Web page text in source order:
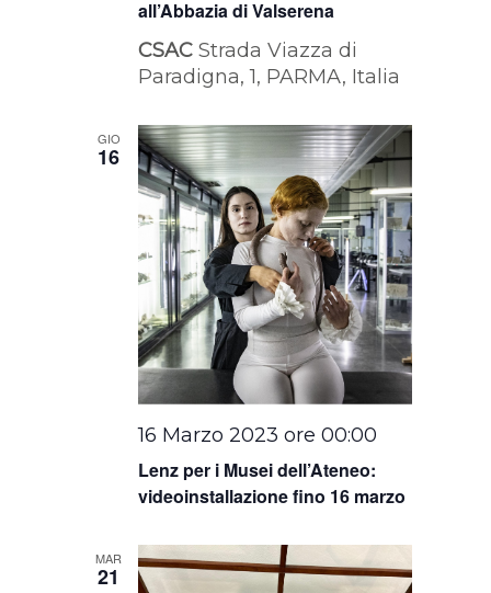
all’Abbazia di Valserena
CSACStrada Viazza di
Paradigna, 1, PARMA, Italia
GIO
16
Lenz per i Musei dell’Ateneo:
videoinstallazione fino 16 marzo
16 Marzo 2023 ore 00:00
MAR
21